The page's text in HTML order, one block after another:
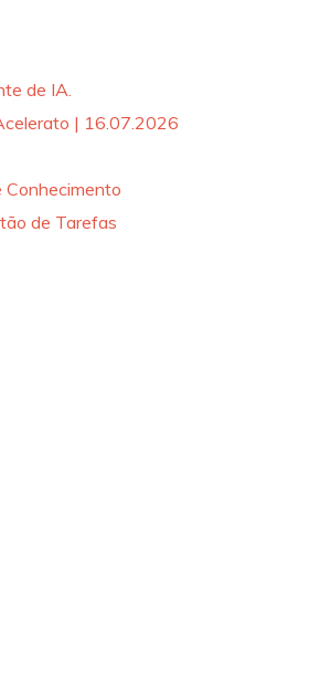
de IA.
| 16.07.2026
Conhecimento
de Tarefas